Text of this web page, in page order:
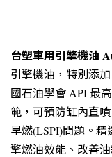
台塑車用引擎機油
引擎機油，特別添
國石油學會 API 最
範，可預防缸內直
早燃(LSPI)問題。
擎燃油效能、改善